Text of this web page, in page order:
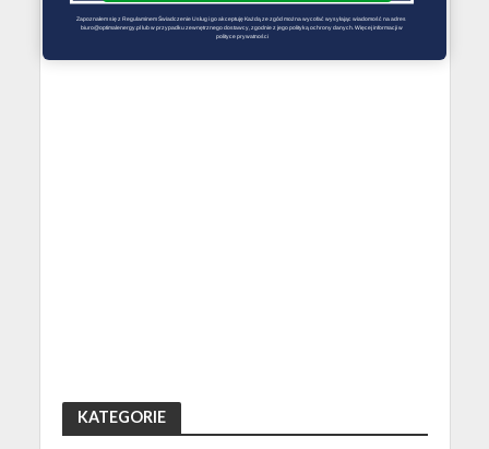
KATEGORIE
Zapoznałem się z Regulaminem Świadczenie Usług i go akceptuję Każdą ze zgód można wycofać wysyłając wiadomość na adres
biuro@optimalenergy.pl lub w przypadku zewnętrznego dostawcy, zgodnie z jego polityką ochrony danych. Więcej informacji w
polityce prywatności